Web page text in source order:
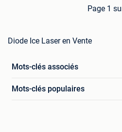
Page 1
Diode Ice Laser en Vente
Mots-clés associés
Mots-clés populaires